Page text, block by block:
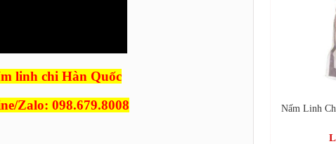
linh chi Hàn Quốc
Zalo: 098.679.8008
Nấm Linh